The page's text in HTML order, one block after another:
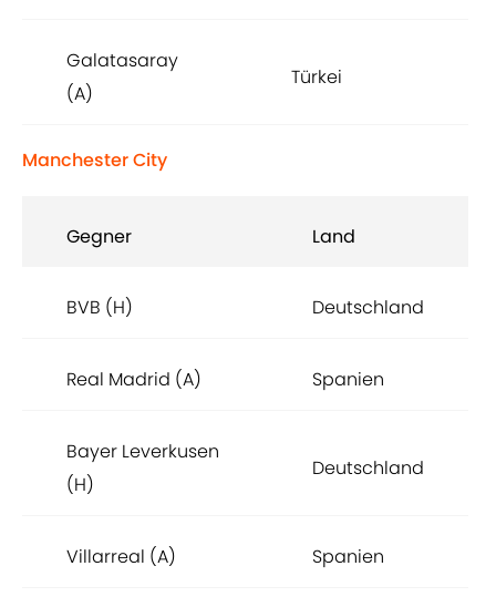
Galatasaray
(A)
Türkei
Manchester City
Gegner Land
BVB (H) Deutschland
Real Madrid (A) Spanien
Bayer Leverkusen
(H)
Deutschland
Villarreal (A) Spanien